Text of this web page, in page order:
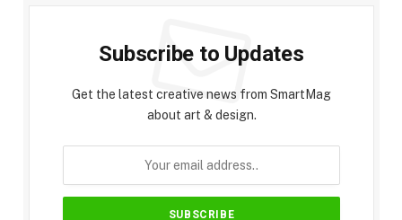
Subscribe to Updates
Get the latest creative news from SmartMag
about art & design.